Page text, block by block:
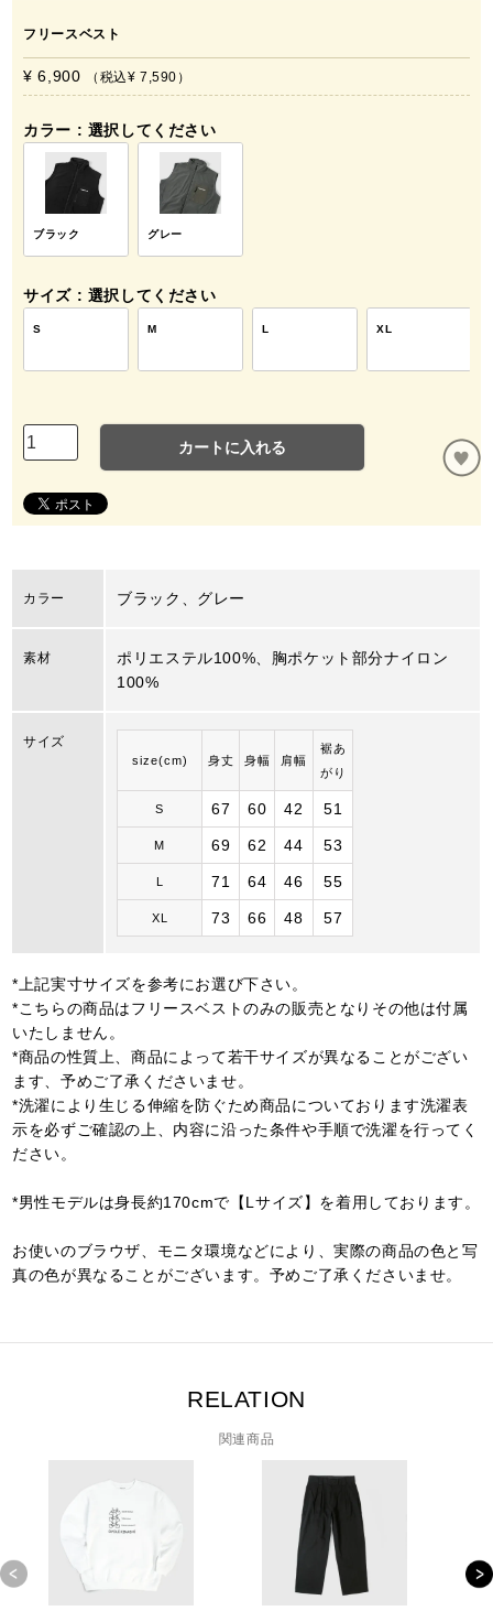
フリースベスト
¥ 6,900 税込¥ 7,590
カラー 選択してください
ブラック グレー
サイズ 選択してください
S M L XL
カートに入れる
カラー ブラック、グレー
素材
ポリエステル100%、胸ポケット部分ナイロン
100%
サイズ
size(cm) 身丈 身幅 肩幅
裾あ
がり
S 67 60 42 51
M 69 62 44 53
71 64 46 55
XL 73 66 48 57
*上記実寸サイズを参考にお選び下さい。
*こちらの商品はフリースベストのみの販売となりその他は付属
いたしません。
*商品の性質上、商品によって若干サイズが異なることがござい
ます、予めご了承くださいませ。
*洗濯により生じる伸縮を防ぐため商品についております洗濯表
示を必ずご確認の上、内容に沿った条件や手順で洗濯を行ってく
ださい。
*男性モデルは身長約170cmで【Lサイズ】を着用しております。
お使いのブラウザ、モニタ環境などにより、実際の商品の色と写
真の色が異なることがございます。予めご了承くださいませ。
RELATION
関連商品